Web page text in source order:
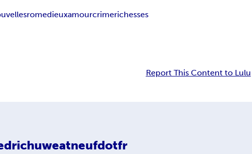
romedieuxamourcrimerichesses
Report This Content to Lulu